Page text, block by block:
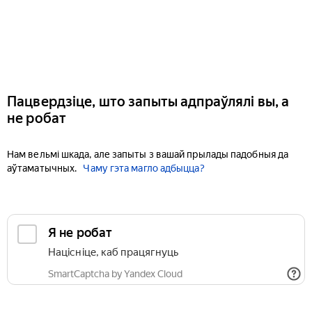
Пацвердзіце, што запыты адпраўлялі вы, а
не робат
Нам вельмі шкада, але запыты з вашай прылады падобныя да
аўтаматычных.
Чаму гэта магло адбыцца?
Я не робат
Націсніце, каб працягнуць
SmartCaptcha by Yandex Cloud